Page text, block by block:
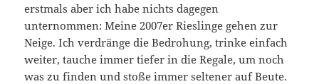
erstmals aber ich habe nichts dagegen
unternommen: Meine 2007er Rieslinge gehen zur
Neige. Ich verdränge die Bedrohung, trinke einfach
weiter, tauche immer tiefer in die Regale, um noch
was zu finden und stoße immer seltener auf Beute.